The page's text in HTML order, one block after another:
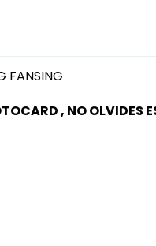
FANSING
, NO OLVIDES